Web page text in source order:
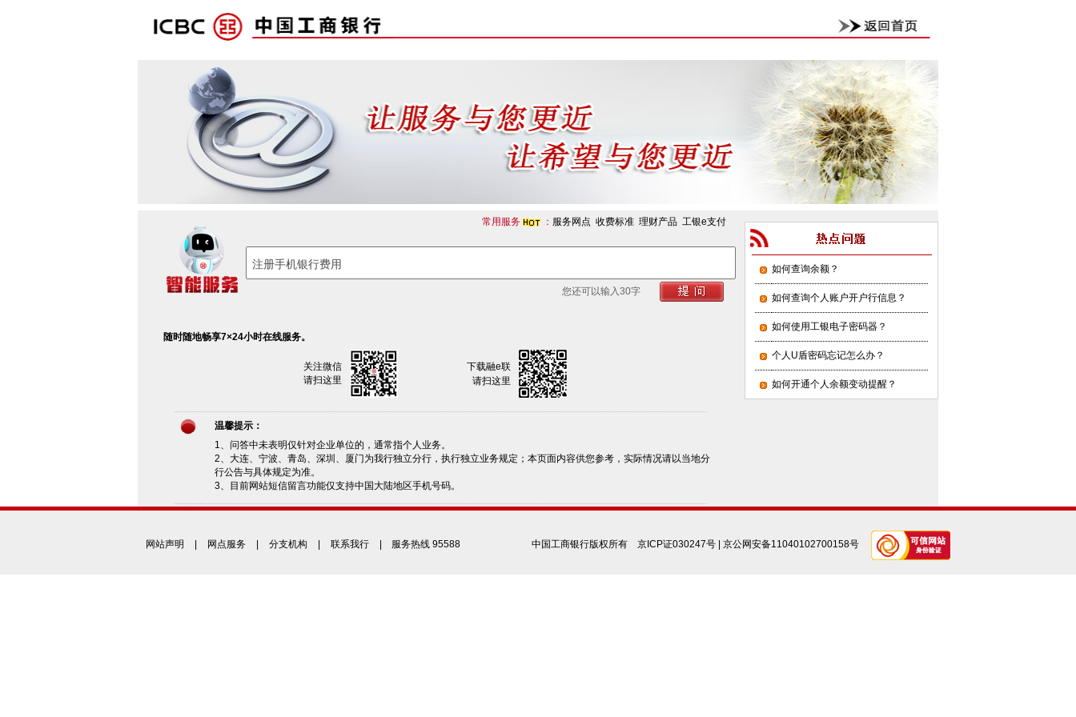
常用服务 ： 服务网点 收费标准 理财产品 工银e支付
您还可以输入30字
随时随地畅享7×24小时在线服务。
关注微信
请扫这里
下载融e联
请扫这里
温馨提示：
1、问答中未表明仅针对企业单位的，通常指个人业务。
2、大连、宁波、青岛、深圳、厦门为我行独立分行，执行独立业务规定；本页面内容供您参考，实际情况请以当地分
行公告与具体规定为准。
3、目前网站短信留言功能仅支持中国大陆地区手机号码。
如何查询余额？
如何查询个人账户开户行信息？
如何使用工银电子密码器？
个人U盾密码忘记怎么办？
如何开通个人余额变动提醒？
网站声明 网点服务 分支机构 联系我行 | 服务热线 95588 中国工商银行版权所有 京ICP证030247号 京公网安备11040102700158号